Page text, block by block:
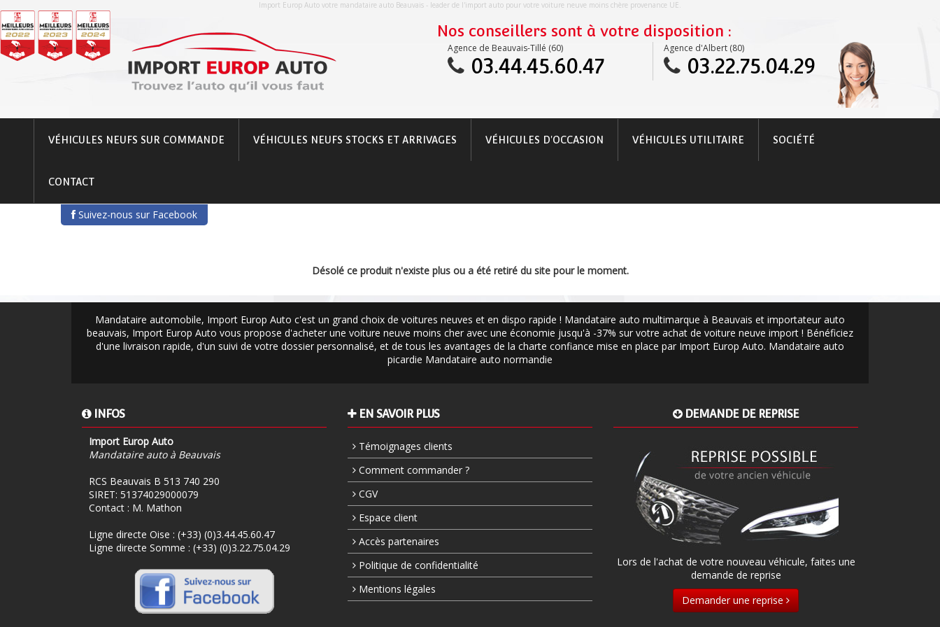
Import Europ Auto votre mandataire auto Beauvais - leader de l'import auto pour votre voiture neuve moins chère provenance UE.
Nos conseillers sont à votre disposition :
Agence de Beauvais-Tillé (60)
03.44.45.60.47
Agence d'Albert (80)
03.22.75.04.29
VÉHICULES NEUFS SUR COMMANDE VÉHICULES NEUFS STOCKS ET ARRIVAGES VÉHICULES D'OCCASION VÉHICULES UTILITAIRE SOCIÉTÉ
CONTACT
Suivez-nous sur Facebook
Désolé ce produit n'existe plus ou a été retiré du site pour le moment.
Mandataire automobile, Import Europ Auto c'est un grand choix de voitures neuves et en dispo rapide ! Mandataire auto multimarque à Beauvais et importateur auto
beauvais, Import Europ Auto vous propose d'acheter une voiture neuve moins cher avec une économie jusqu'à -37% sur votre achat de voiture neuve import ! Bénéficiez
d'une livraison rapide, d'un suivi de votre dossier personnalisé, et de tous les avantages de la charte confiance mise en place par Import Europ Auto. Mandataire auto
picardie Mandataire auto normandie
INFOS
Import Europ Auto
Mandataire auto à Beauvais
RCS Beauvais B 513 740 290
SIRET: 51374029000079
Contact : M. Mathon
Ligne directe Oise : (+33) (0)3.44.45.60.47
Ligne directe Somme : (+33) (0)3.22.75.04.29
EN SAVOIR PLUS
Témoignages clients
Comment commander ?
CGV
Espace client
Accès partenaires
Politique de confidentialité
Mentions légales
DEMANDE DE REPRISE
Lors de l'achat de votre nouveau véhicule, faites une
demande de reprise
Demander une reprise